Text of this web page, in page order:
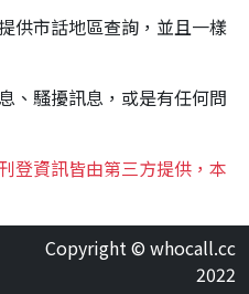
供市話地區查詢，並且一樣
、騷擾訊息，或是有任何問
登資訊皆由第三方提供，本
Copyright © whocall.cc
2022